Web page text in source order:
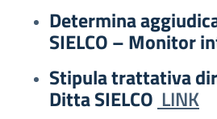
Determina
SIELCO – Monitor
Stipula trattativa
Ditta SIELCO LINK